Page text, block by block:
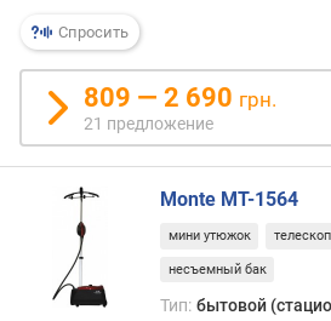
е
м
а
я
м
о
щ
с
т
Спросить
809 — 2 690 грн.
21 предложение
Monte MT-1564
мини утюжок
несъемный бак
Тип: бытовой